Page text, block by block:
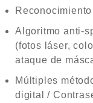
Algoritmo anti-
(fotos láser,
ataque de
Múltiples
digital /